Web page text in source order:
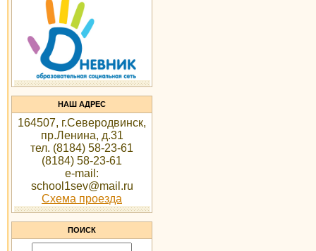
НАШ АДРЕС
164507, г.Северодвинск,
пр.Ленина, д.31
тел. (8184) 58-23-61
(8184) 58-23-61
e-mail:
school1sev@mail.ru
Схема проезда
ПОИСК